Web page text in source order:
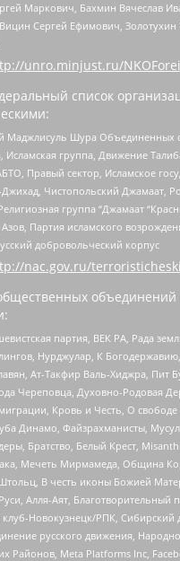
Маркович, Бахмин Вячеслав
Сергей Ефимович,
unro.minjust.ru/
список
Шура Объединенных
группа, Движение
Правый сектор, Исламское
Джихад, Чистопольский Джамаат,
группа “Джамаат
Партия исламского
добровольческий корпус
nac.gov.ru/
объединений
партия, ВЕК РА, Рада
Нурджулар, К
Ат-Такфир Валь-Хиджра, Пит
Череповца, Духовно-Родовая
Кровь и Честь, О
Динамо, Файзрахманисты,
Братство, Белый Крест,
Мечеть Мирмамеда, Община
В честь иконы Божией
Алля-Аят,
клуб-Новокузнецк/РПК,
русского движения,
Районов, Meta Platforms Inc,